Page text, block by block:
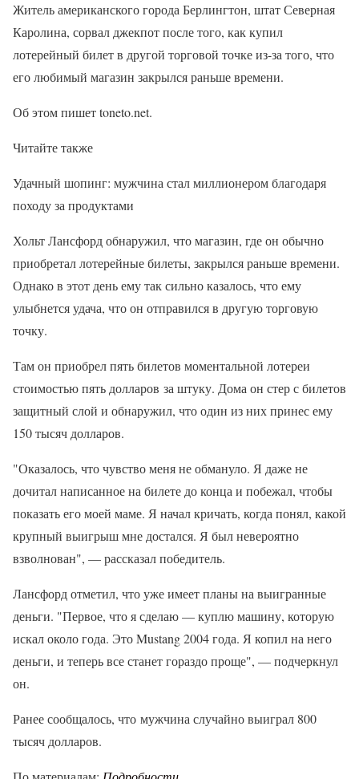
Житель американского города Берлингтон, штат Северная
Каролина, сорвал джекпот после того, как купил
лотерейный билет в другой торговой точке из-за того, что
его любимый магазин закрылся раньше времени.
Об этом пишет toneto.net.
Читайте также
Удачный шопинг: мужчина стал миллионером благодаря
походу за продуктами
Хольт Лансфорд обнаружил, что магазин, где он обычно
приобретал лотерейные билеты, закрылся раньше времени.
Однако в этот день ему так сильно казалось, что ему
улыбнется удача, что он отправился в другую торговую
точку.
Там он приобрел пять билетов моментальной лотереи
стоимостью пять долларов за штуку. Дома он стер с билетов
защитный слой и обнаружил, что один из них принес ему
150 тысяч долларов.
"Оказалось, что чувство меня не обмануло. Я даже не
дочитал написанное на билете до конца и побежал, чтобы
показать его моей маме. Я начал кричать, когда понял, какой
крупный выигрыш мне достался. Я был невероятно
взволнован", — рассказал победитель.
Лансфорд отметил, что уже имеет планы на выигранные
деньги. "Первое, что я сделаю — куплю машину, которую
искал около года. Это Mustang 2004 года. Я копил на него
деньги, и теперь все станет гораздо проще", — подчеркнул
он.
Ранее сообщалось, что мужчина случайно выиграл 800
тысяч долларов.